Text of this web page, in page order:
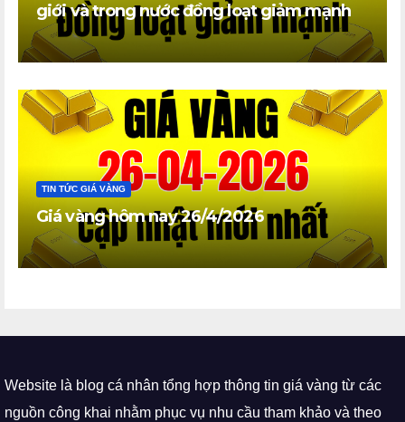
giới và trong nước đồng loạt giảm mạnh
TIN TỨC GIÁ VÀNG
Giá vàng hôm nay 26/4/2026
Website là blog cá nhân tổng hợp thông tin giá vàng từ các
nguồn công khai nhằm phục vụ nhu cầu tham khảo và theo